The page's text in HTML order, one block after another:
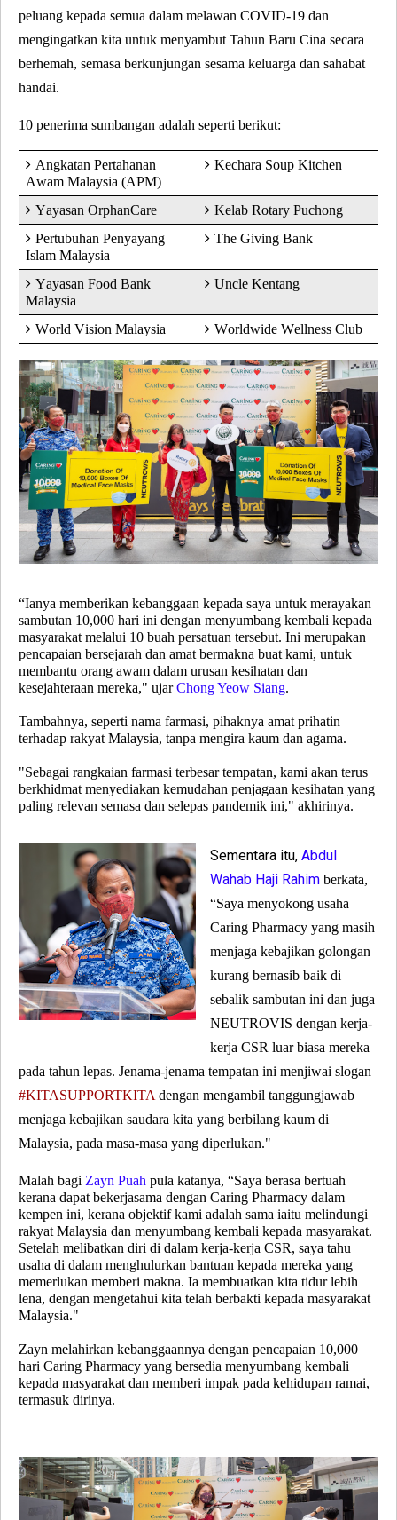
peluang kepada semua dalam melawan COVID-19 dan
mengingatkan kita untuk menyambut Tahun Baru Cina secara
berhemah, semasa berkunjungan sesama keluarga dan sahabat
handai.
10 penerima sumbangan adalah seperti berikut:
Angkatan Pertahanan
Awam Malaysia (APM)
Kechara Soup Kitchen
Yayasan OrphanCare
Kelab Rotary Puchong
Pertubuhan Penyayang
Islam Malaysia
The Giving Bank
Yayasan Food Bank
Malaysia
Uncle Kentang
World Vision Malaysia Worldwide Wellness Club
“Ianya memberikan kebanggaan kepada saya untuk merayakan
sambutan 10,000 hari ini dengan menyumbang kembali kepada
masyarakat melalui 10 buah persatuan tersebut. Ini merupakan
pencapaian bersejarah dan amat bermakna buat kami, untuk
membantu orang awam dalam urusan kesihatan dan
kesejahteraan mereka," ujar Chong Yeow Siang.
Tambahnya, seperti nama farmasi, pihaknya amat prihatin
terhadap rakyat Malaysia, tanpa mengira kaum dan agama.
"Sebagai rangkaian farmasi terbesar tempatan, kami akan terus
berkhidmat menyediakan kemudahan penjagaan kesihatan yang
paling relevan semasa dan selepas pandemik ini," akhirinya.
Sementara itu, Abdul
Wahab Haji Rahim berkata,
“Saya menyokong usaha
Caring Pharmacy yang masih
menjaga kebajikan golongan
kurang bernasib baik di
sebalik sambutan ini dan juga
NEUTROVIS dengan kerja-
kerja CSR luar biasa mereka
pada tahun lepas. Jenama-jenama tempatan ini menjiwai slogan
#KITASUPPORTKITA dengan mengambil tanggungjawab
menjaga kebajikan saudara kita yang berbilang kaum di
Malaysia, pada masa-masa yang diperlukan."
Malah bagi Zayn Puah pula katanya, “Saya berasa bertuah
kerana dapat bekerjasama dengan Caring Pharmacy dalam
kempen ini, kerana objektif kami adalah sama iaitu melindungi
rakyat Malaysia dan menyumbang kembali kepada masyarakat.
Setelah melibatkan diri di dalam kerja-kerja CSR, saya tahu
usaha di dalam menghulurkan bantuan kepada mereka yang
memerlukan memberi makna. Ia membuatkan kita tidur lebih
lena, dengan mengetahui kita telah berbakti kepada masyarakat
Malaysia."
Zayn melahirkan kebanggaannya dengan pencapaian 10,000
hari Caring Pharmacy yang bersedia menyumbang kembali
kepada masyarakat dan memberi impak pada kehidupan ramai,
termasuk dirinya.